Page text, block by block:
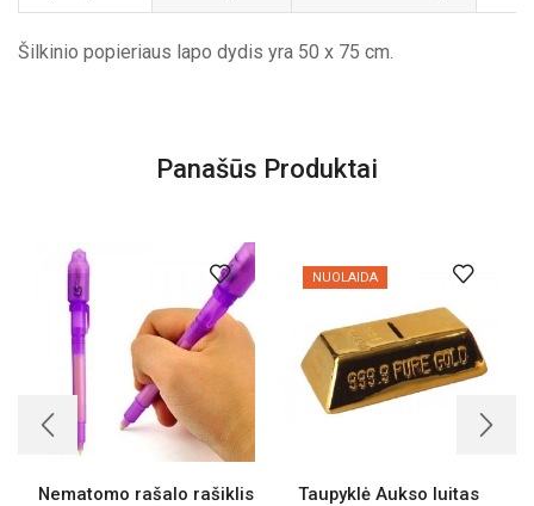
Šilkinio popieriaus lapo dydis yra 50 x 75 cm.
Panašūs Produktai
Nematomo rašalo rašiklis
NUOLAIDA
Taupyklė Aukso luitas